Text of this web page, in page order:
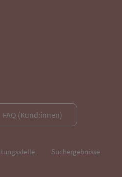
FAQ (Kund:innen)
Suchergebnisse